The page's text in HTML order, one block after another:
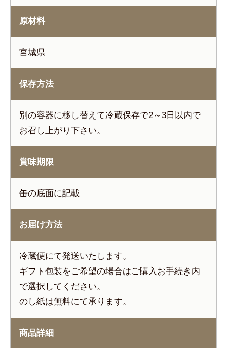
原材料
宮城県
保存方法
別の容器に移し替えて冷蔵保存で2～3日以内で
お召し上がり下さい。
賞味期限
缶の底面に記載
お届け方法
冷蔵便にて発送いたします。
ギフト包装をご希望の場合はご購入お手続き内
で選択してください。
のし紙は無料にて承ります。
商品詳細